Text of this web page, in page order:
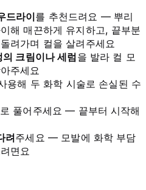
드라이를 추천드려요 — 뿌리
해 매끈하게 유지하고, 끝부분
려가며 컬을 살려주세요
의 크림이나 세럼을 발라 컬 모
주세요
용해 두 화학 시술로 손실된 수
풀어주세요 — 끝부터 시작해
려주세요 — 모발에 화학 부담
면요